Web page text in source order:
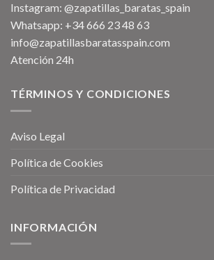
Instagram: @zapatillas_baratas_spain
Whatsapp: +34 666 23 48 63
info@zapatillasbaratasspain.com
Atención 24h
TÉRMINOS Y CONDICIONES
Aviso Legal
Política de Cookies
Política de Privacidad
INFORMACIÓN